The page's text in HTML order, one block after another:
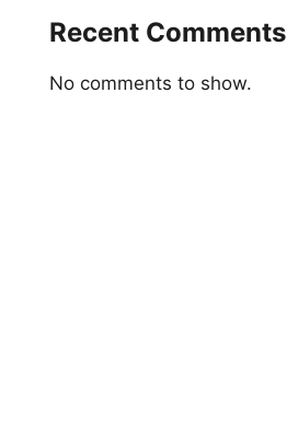
Recent Comments
No comments to show.